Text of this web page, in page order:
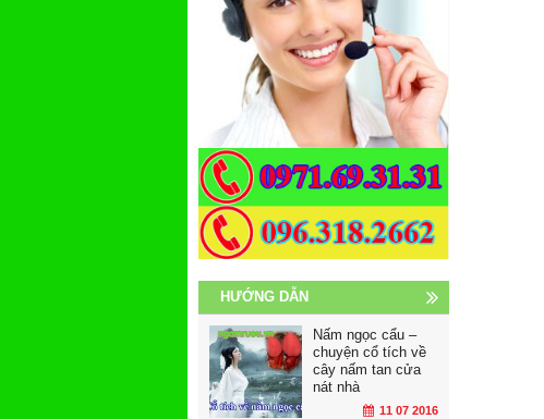
HƯỚNG DẪN
Nấm ngọc cẩu –
chuyện cổ tích về
cây nấm tan cửa
nát nhà
11 07 2016